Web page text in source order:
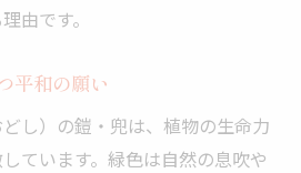
由です。
平和の願い
し）の鎧・兜は、植物の生命力
ています。緑色は自然の息吹や